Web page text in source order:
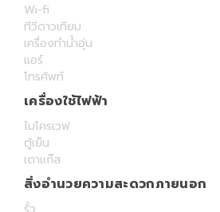
Wi-fi
ทีวีดาวเทียม
เครื่องทำน้ำอุ่น
แอร์
โทรศัพท์
เครื่องใช้ไฟฟ้า
ไมโครเวฟ
ตู้เย็น
เตาแก๊ส
สิ่งอำนวยความสะดวกภายนอก